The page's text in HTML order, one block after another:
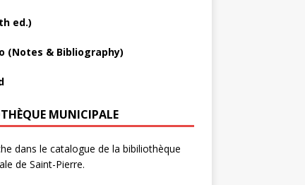
ed.)
(Notes & Bibliography)
MUNICIPALE
dans le catalogue de la bibiliothèque
de Saint-Pierre.